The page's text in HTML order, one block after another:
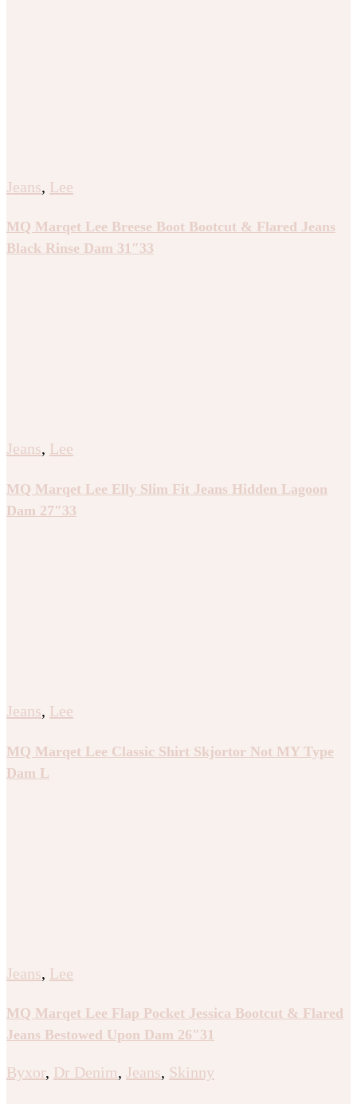
Jeans, Lee
MQ Marqet Lee Breese Boot Bootcut & Flared Jeans
Black Rinse Dam 31″33
Jeans, Lee
MQ Marqet Lee Elly Slim Fit Jeans Hidden Lagoon
Dam 27″33
Jeans, Lee
MQ Marqet Lee Classic Shirt Skjortor Not MY Type
Dam L
Jeans, Lee
MQ Marqet Lee Flap Pocket Jessica Bootcut & Flared
Jeans Bestowed Upon Dam 26″31
Byxor, Dr Denim, Jeans, Skinny